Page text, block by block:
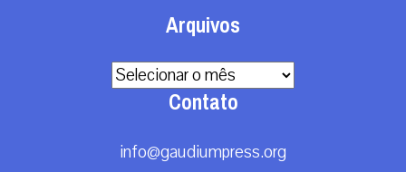
Arquivos
Arquivos
Contato
info@gaudiumpress.org